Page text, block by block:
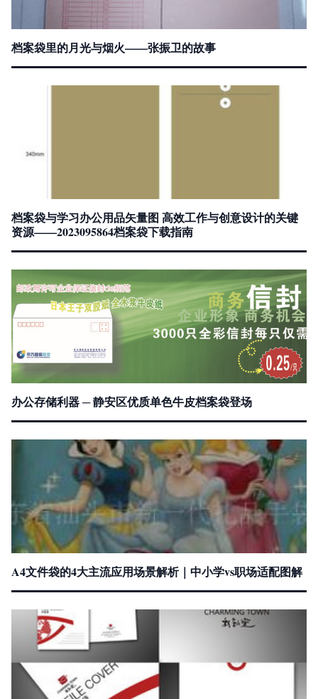
档案袋里的月光与烟火——张振卫的故事
档案袋与学习办公用品矢量图 高效工作与创意设计的关键
资源——2023095864档案袋下载指南
办公存储利器 ─ 静安区优质单色牛皮档案袋登场
A4文件袋的4大主流应用场景解析｜中小学vs职场适配图解